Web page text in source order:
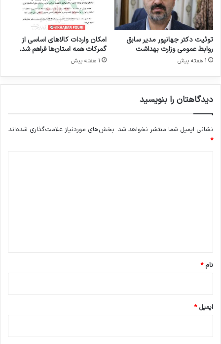
ن
د
ا
ر
د
توئیت دکتر جهانپور مدیر سابق
روابط عمومی وزارت بهداشت
1 هفته پیش
امکان واردات کالاهای اساسی از
گمرکات همه استان‌ها فراهم شد.
1 هفته پیش
دیدگاهتان را بنویسید
نشانی ایمیل شما منتشر نخواهد شد. بخش‌های موردنیاز علامت‌گذاری شده‌اند
*
نام*
ایمیل*